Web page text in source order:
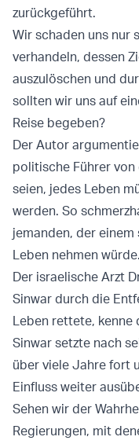
zurückgeführt.
Wir schaden uns nur
verhandeln, dessen
auszulöschen und
sollten wir uns auf
Reise begeben?
Der Autor
politische Führer
seien, jedes Leben
werden. So
jemanden, der
Leben nehmen würde.
Der israelische Arzt
Sinwar durch die
Leben rettete, kenne
Sinwar setzte nach
über viele Jahre fort
Einfluss weiter
Sehen wir der
Regierungen, mit